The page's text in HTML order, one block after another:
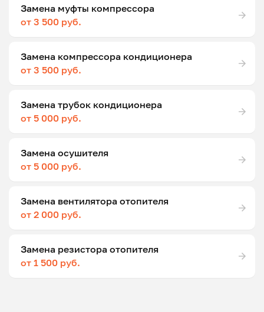
Замена муфты компрессора
от 3 500 руб.
Замена компрессора кондиционера
от 3 500 руб.
Замена трубок кондиционера
от 5 000 руб.
Замена осушителя
от 5 000 руб.
Замена вентилятора отопителя
от 2 000 руб.
Замена резистора отопителя
от 1 500 руб.